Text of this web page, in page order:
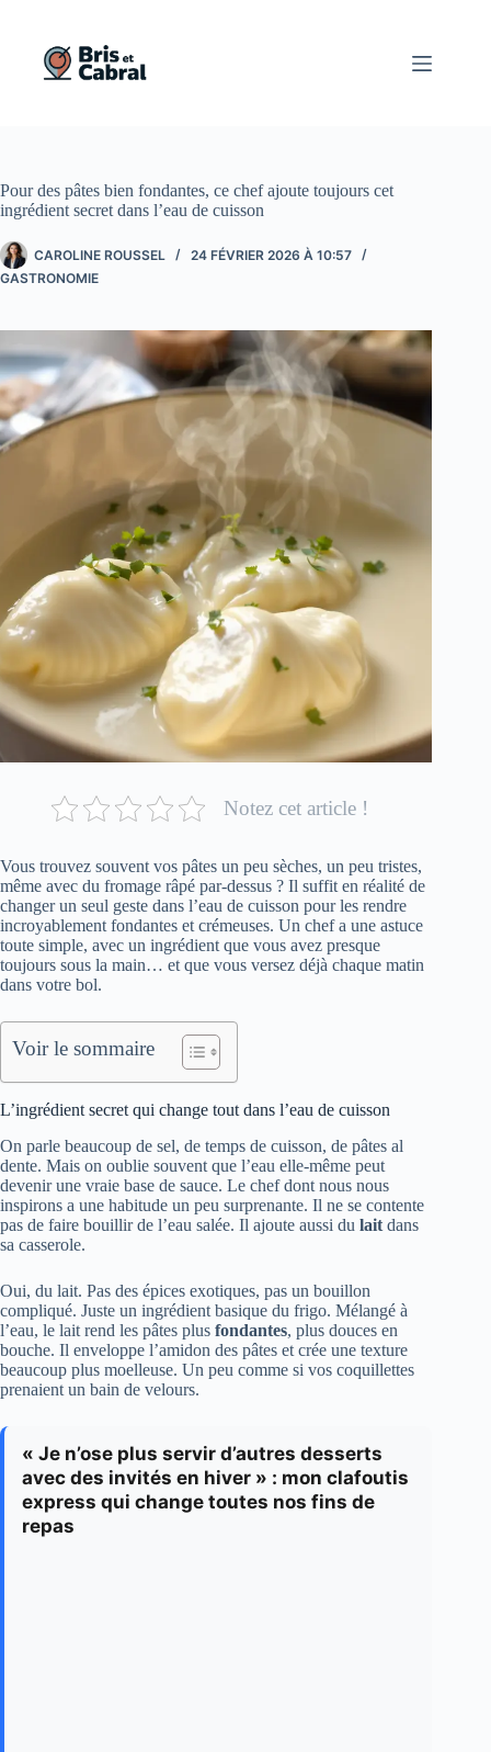
contenu
Pour des pâtes bien fondantes, ce chef ajoute toujours cet
ingrédient secret dans l’eau de cuisson
CAROLINE ROUSSEL
24 FÉVRIER 2026 À 10:57
GASTRONOMIE
Notez cet article !
Vous trouvez souvent vos pâtes un peu sèches, un peu tristes,
même avec du fromage râpé par-dessus ? Il suffit en réalité de
changer un seul geste dans l’eau de cuisson pour les rendre
incroyablement fondantes et crémeuses. Un chef a une astuce
toute simple, avec un ingrédient que vous avez presque
toujours sous la main… et que vous versez déjà chaque matin
dans votre bol.
Voir le sommaire
L’ingrédient secret qui change tout dans l’eau de cuisson
On parle beaucoup de sel, de temps de cuisson, de pâtes al
dente. Mais on oublie souvent que l’eau elle-même peut
devenir une vraie base de sauce. Le chef dont nous nous
inspirons a une habitude un peu surprenante. Il ne se contente
pas de faire bouillir de l’eau salée. Il ajoute aussi du lait dans
sa casserole.
Oui, du lait. Pas des épices exotiques, pas un bouillon
compliqué. Juste un ingrédient basique du frigo. Mélangé à
l’eau, le lait rend les pâtes plus fondantes, plus douces en
bouche. Il enveloppe l’amidon des pâtes et crée une texture
beaucoup plus moelleuse. Un peu comme si vos coquillettes
prenaient un bain de velours.
« Je n’ose plus servir d’autres desserts
avec des invités en hiver » : mon clafoutis
express qui change toutes nos fins de
repas